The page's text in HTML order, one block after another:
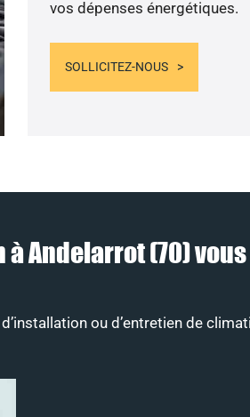
vos dépenses énergétiques.
SOLLICITEZ-NOUS
Andelarrot (70)
ou d’entretien de